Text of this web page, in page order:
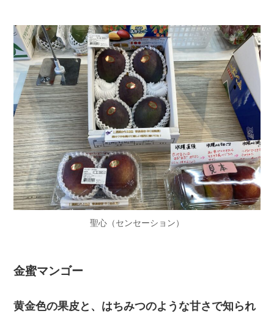
聖心（センセーション）
金蜜マンゴー
黄金色の果皮と、はちみつのような甘さで知られ